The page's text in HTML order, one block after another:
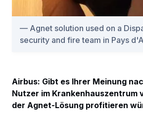
Agnet solution used on a
security and fire team in Pays
Airbus: Gibt es Ihrer Meinung
Nutzer im Krankenhauszentrum
der Agnet-Lösung profitieren